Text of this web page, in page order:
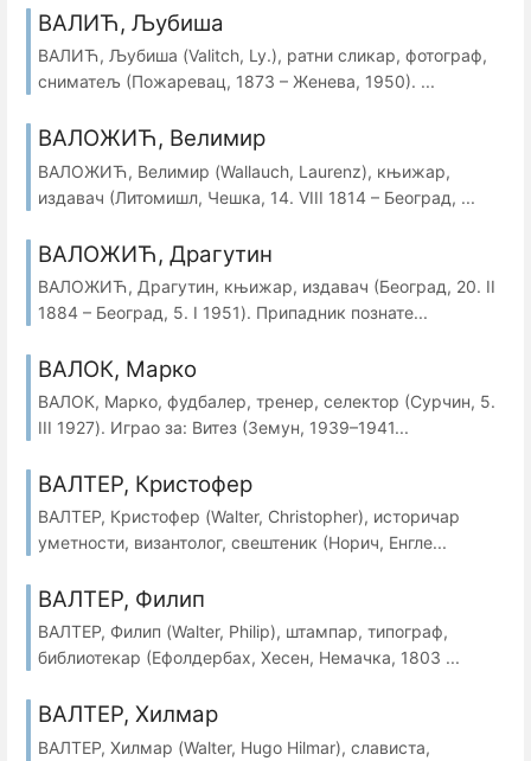
ВАЛИЋ, Љубиша
ВАЛИЋ, Љубиша (Valitch, Ly.), ратни сликар, фотограф,
сниматељ (Пожаревац, 1873 – Женева, 1950). ...
ВАЛОЖИЋ, Велимир
ВАЛОЖИЋ, Велимир (Wallauch, Laurenz), књижар,
издавач (Литомишл, Чешка, 14. VIII 1814 – Београд, ...
ВАЛОЖИЋ, Драгутин
ВАЛОЖИЋ, Драгутин, књижар, издавач (Београд, 20. II
1884 – Београд, 5. I 1951). Припадник познате...
ВАЛОК, Марко
ВАЛОК, Марко, фудбалер, тренер, селектор (Сурчин, 5.
III 1927). Играо за: Витез (Земун, 1939–1941...
ВАЛТЕР, Кристофер
ВАЛТЕР, Кристофер (Walter, Christopher), историчар
уметности, византолог, свештеник (Норич, Енгле...
ВАЛТЕР, Филип
ВАЛТЕР, Филип (Walter, Philip), штампар, типограф,
библиотекар (Ефолдербах, Хесен, Немачка, 1803 ...
ВАЛТЕР, Хилмар
ВАЛТЕР, Хилмар (Walter, Hugo Hilmar), слависта,